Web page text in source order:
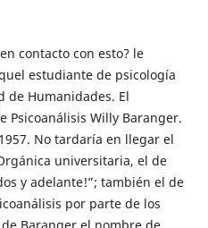
contacto con esto? le
estudiante de psicología
de Humanidades. El
Psicoanálisis Willy Baranger.
No tardaría en llegar el
universitaria, el de
y adelante!”; también el de
por parte de los